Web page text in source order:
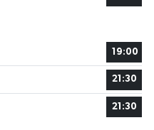
19:00
21:30
21:30